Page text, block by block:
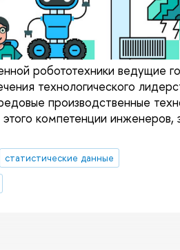
робототехники ведущие
технологического
производственные
компетенции инженеров,
статистические данные